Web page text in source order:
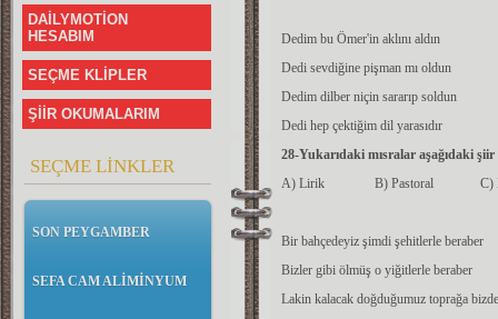
DAİLYMOTİON
HESABIM
SEÇME KLİPLER
ŞİİR OKUMALARIM
SEÇME LİNKLER
SON PEYGAMBER
SEFA CAM ALİMİNYUM
Dedim bu Ömer'in aklını aldın
Dedi sevdiğine pişman mı oldun
Dedim dilber niçin sararıp soldun
Dedi hep çektiğim dil yarasıdır
28-Yukarıdaki mısralar aşağıdaki
A) Lirik B) Pastoral C)
Bir bahçedeyiz şimdi şehitlerle beraber
Bizler gibi ölmüş o yiğitlerle beraber
Lakin kalacak doğduğumuz toprağa